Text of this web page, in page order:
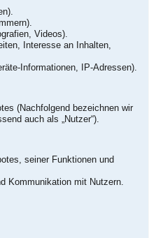
Videos).
Interesse an Inhalten,
Informationen, IP-Adressen).
(Nachfolgend bezeichnen wir
auch als „Nutzer“).
seiner Funktionen und
Kommunikation mit Nutzern.